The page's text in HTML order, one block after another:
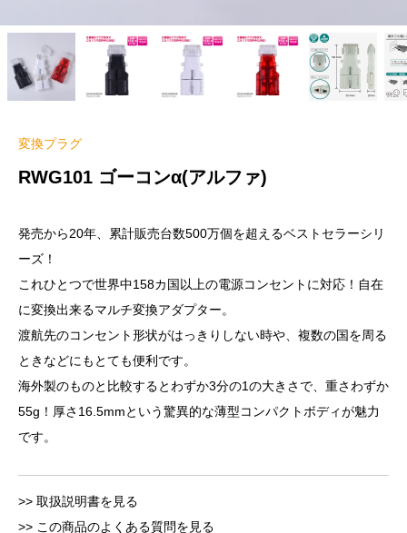
変換プラグ
RWG101 ゴーコンα(アルファ)
発売から20年、累計販売台数500万個を超えるベストセラーシリ
ーズ！
これひとつで世界中158カ国以上の電源コンセントに対応！自在
に変換出来るマルチ変換アダプター。
渡航先のコンセント形状がはっきりしない時や、複数の国を周る
ときなどにもとても便利です。
海外製のものと比較するとわずか3分の1の大きさで、重さわずか
55g！厚さ16.5mmという驚異的な薄型コンパクトボディが魅力
です。
>> 取扱説明書を見る
>> この商品のよくある質問を見る